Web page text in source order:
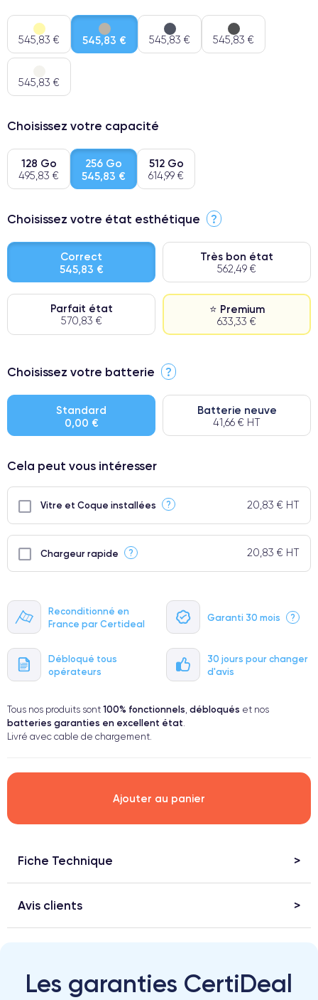
Reconditionné en
France par Certideal
Garanti 30 mois ?
Débloqué tous
opérateurs
30 jours pour changer
d'avis
545,83 € 545,83 € 545,83 € 545,83 €
545,83 €
Choisissez votre capacité
128 Go
495,83 €
256 Go
545,83 €
512 Go
614,99 €
Choisissez votre état esthétique ?
Correct
545,83 €
Très bon état
562,49 €
Parfait état
570,83 €
⭐ Premium
633,33 €
⭐ Premium
● Batterie : usage intensif.
● Seuls 5% de nos téléphones ont un grade Premium.
Choisissez votre batterie ?
Standard
0,00 €
Batterie neuve
41,66 € HT
Cela peut vous intéresser
Vitre et Coque installées ? 20,83 € HT
Chargeur rapide ? 20,83 € HT
Tous nos produits sont 100% fonctionnels, débloqués et nos
batteries garanties en excellent état.
Livré avec cable de chargement.
Ajouter au panier
Fiche Technique
Avis clients
Les garanties CertiDeal